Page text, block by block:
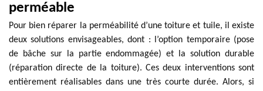
perméable
Pour bien réparer la perméabilité d’une toiture et tuile, il existe
deux solutions envisageables, dont : l’option temporaire (pose
de bâche sur la partie endommagée) et la solution durable
(réparation directe de la toiture). Ces deux interventions sont
entièrement réalisables dans une très courte durée. Alors, si